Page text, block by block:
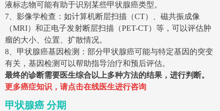
液标志物可能有助于识别某些甲状腺癌类型。
7、影像学检查：如计算机断层扫描（CT）、磁共振成像
（MRI）和正电子发射断层扫描（PET-CT）等，可以评估肿
瘤的大小、位置、扩散情况。
8、甲状腺癌基因检测：部分甲状腺癌可能与特定基因的突变
有关，基因检测可以帮助指导治疗和预后评估。
最终的诊断需要医生综合以上多种方法的结果，进行判断。
更多癌症知识，请点击在线医生进行咨询
甲状腺癌 分期